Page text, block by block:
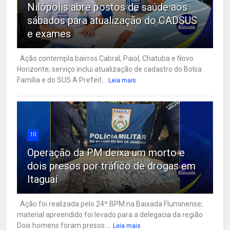
Nilópolis abre postos de saúde aos
sábados para atualização do CADSUS
e exames
Ação contempla bairros Cabral, Paiol, Chatuba e Novo
Horizonte; serviço inclui atualização de cadastro do Bolsa
Família e do SUS A Prefeit...
Leia mais
10
Operação da PM deixa um morto e
dois presos por tráfico de drogas em
Itaguaí
Ação foi realizada pelo 24º BPM na Baixada Fluminense;
material apreendido foi levado para a delegacia da região
Dois homens foram presos ...
Leia mais